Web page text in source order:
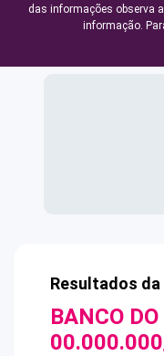
das informações observa
informação.
Resultados
BANCO